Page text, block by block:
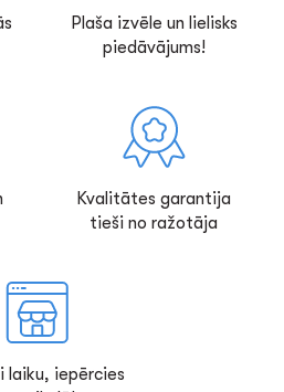
Plaša izvēle un lielisks
piedāvājums!
Kvalitātes garantija
tieši no ražotāja
laiku, iepērcies